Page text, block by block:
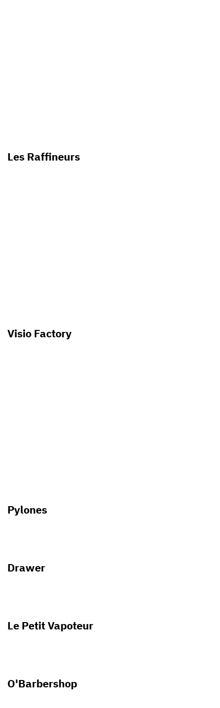
Les Raffineurs
Visio Factory
Pylones
Drawer
Le Petit Vapoteur
O'Barbershop